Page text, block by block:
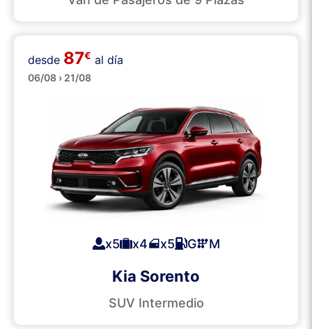
SUVs
desde 87€ al día
06/08 › 21/08
x5 x4 x5 G M
Kia Sorento
SUV Intermedio